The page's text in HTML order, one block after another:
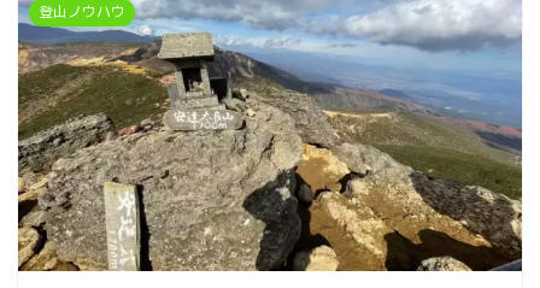
登山ノウハウ